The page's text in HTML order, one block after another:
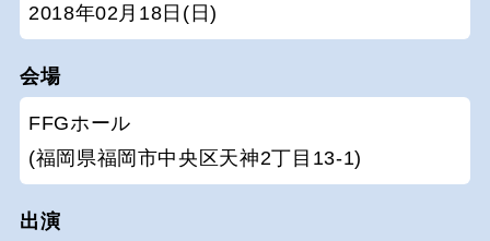
2018年02月18日(日)
会場
FFGホール
(福岡県福岡市中央区天神2丁目13-1)
出演